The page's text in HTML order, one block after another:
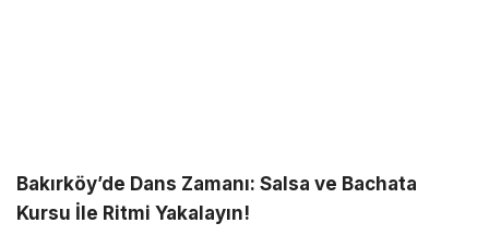
Bakırköy’de Dans Zamanı: Salsa ve Bachata
Kursu İle Ritmi Yakalayın!